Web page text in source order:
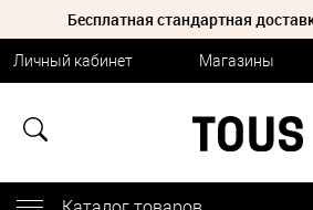
Бесплатная стандартная
Личный кабинет Магазины